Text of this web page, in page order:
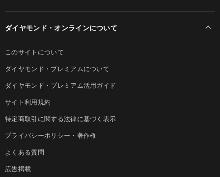
ダイヤモンド・オンラインについて
このサイトについて
ダイヤモンド・プレミアムについて
ダイヤモンド・プレミアム活用ガイド
サイト利用規約
特定商取引に関する法律に基づく表示
プライバシーポリシー・著作権
よくある質問
広告掲載